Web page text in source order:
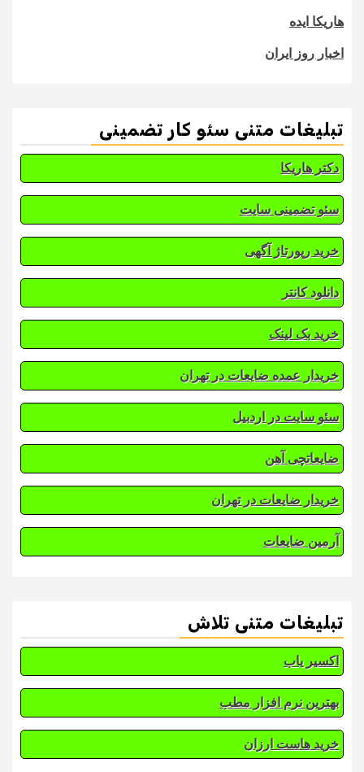
هاریکا ایده
اخبار روز ایران
تبلیغات متنی سئو کار تضمینی
دکتر هاریکا
سئو تضمینی سایت
خرید رپورتاژ آگهی
دانلود کانتر
خرید بک لینک
خریدار عمده ضایعات در تهران
سئو سایت در اردبیل
ضایعاتچی آهن
خریدار ضایعات در تهران
آرمین ضایعات
تبلیغات متنی تلاش
اکسیر یاب
بهترین نرم افزار مطب
خرید هاست ارزان